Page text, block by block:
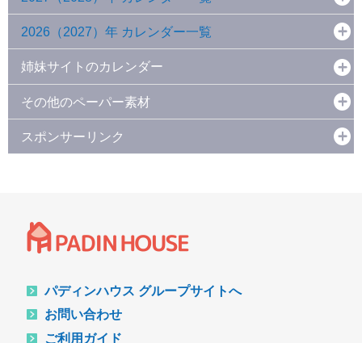
2026（2027）年 カレンダー一覧
姉妹サイトのカレンダー
その他のペーパー素材
スポンサーリンク
パディンハウス グループサイトへ
お問い合わせ
ご利用ガイド